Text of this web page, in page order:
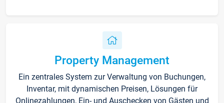
Property Management
Ein zentrales System zur Verwaltung von Buchungen,
Inventar, mit dynamischen Preisen, Lösungen für
Onlinezahlungen, Ein- und Auschecken von Gästen und